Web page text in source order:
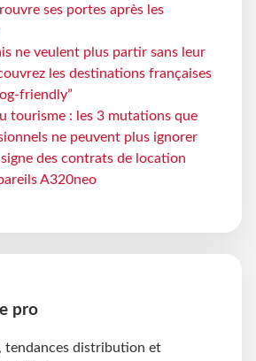
ses portes après les
ne veulent plus partir sans leur
les destinations françaises
friendly”
tourisme : les 3 mutations que
ne peuvent plus ignorer
signe des contrats de location
A320neo
pro
tendances distribution et